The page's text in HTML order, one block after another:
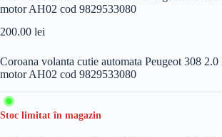
motor AH02 cod 9829533080
200.00 lei
Coroana volanta cutie automata Peugeot 308
motor AH02 cod 9829533080
Stoc limitat în magazin